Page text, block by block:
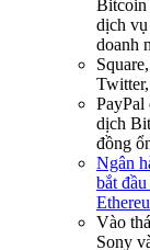
Bitcoin
dịch
doanh
PayPal
dịch
đồng
Ngân
bắt
Vào
Sony